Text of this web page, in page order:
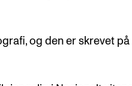
og den er skrevet på